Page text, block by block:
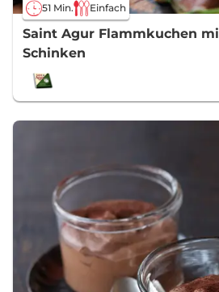
51 Min. Einfach
Saint Agur Flammkuchen
Schinken